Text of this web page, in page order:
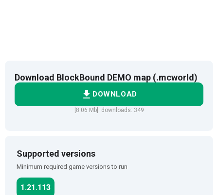
Download BlockBound DEMO map (.mcworld)
DOWNLOAD
[8.06 Mb] downloads: 349
Supported versions
Minimum required game versions to run
1.21.113